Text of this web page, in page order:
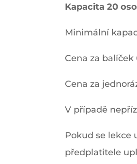
Kapacita 20
Minimální
Cena za
Cena za
V případě
Pokud se lekce
předplatitele